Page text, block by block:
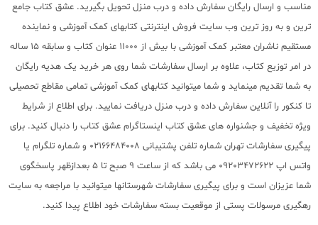
مناسب و ارسال رایگان سفارش داده و درب منزل تحویل بگیرید. عشق کتاب جامع
ترین و به روز ترین وب سایت فروش اینترنتی کتابهای کمک آموزشی و نماینده
مستقیم ناشران معتبر کمک آموزشی با بیش از 11000 عنوان کتاب و سابقه 15 ساله
در امر توزیع کتاب، علاوه بر ارسال سفارشات شما روی هر خرید یک هدیه رایگان
به شما تقدیم مینماید و شما میتوانید کتابهای کمک آموزشی تمامی مقاطع تحصیلی
تا کنکور را آنلاین سفارش داده و درب منزل دریافت نمایید. برای اطلاع از شرایط
ویژه تخفیف و جشنواره های عشق کتاب اینستاگرام عشق کتاب را دنبال کنید. برای
پیگیری سفارشات تهران شماره تلفن پشتیبانی 02166484008 و شماره تلگرام یا
واتس اپ 09203472622 می باشد که از ساعت 9 صبح تا 5 بعدازظهر پاسخگوی
شما عزیزان است و برای پیگیری سفارشات شهرستانها میتوانید با مراجعه به سایت
رهگیری مرسولات پستی از موقعیت بسته سفارشات خود اطلاع پیدا کنید.